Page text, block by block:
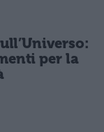
per la